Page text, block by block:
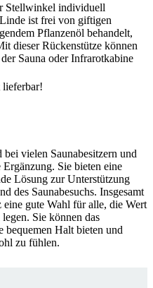
Stellwinkel individuell
ist frei von giftigen
Pflanzenöl behandelt,
dieser Rückenstütze können
Sauna oder Infrarotkabine
vielen Saunabesitzern und
Sie bieten eine
Lösung zur Unterstützung
des Saunabesuchs. Insgesamt
gute Wahl für alle, die Wert
Sie können das
bequemen Halt bieten und
zu fühlen.